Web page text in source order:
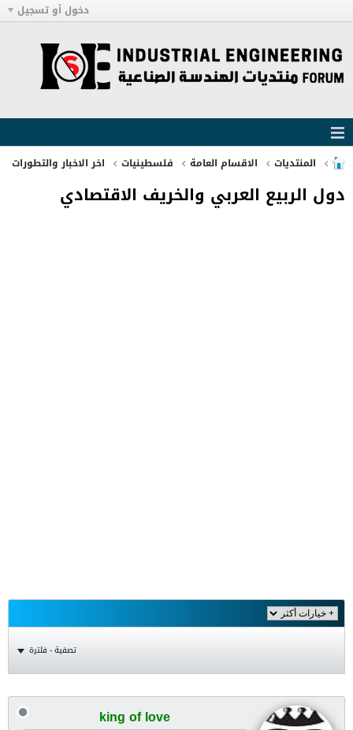
دخول أو تسجيل
المنتديات الاقسام العامة فلسطينيات اخر الاخبار والتطورات
دول الربيع العربي والخريف الاقتصادي
تصفية - فلترة
king of love